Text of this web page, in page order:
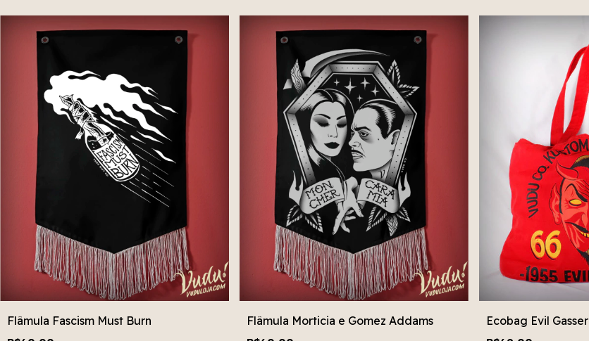
Flâmula Fascism Must Burn Flâmula Morticia e Gomez Addams Ecobag Evil Gasser